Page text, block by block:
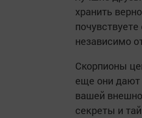
хранить
независимо
Скорпионы
еще они дают
вашей
секреты и